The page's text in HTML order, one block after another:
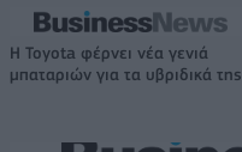
Η Toyota φέρνει νέα γενιά
μπαταριών για τα υβριδικά της